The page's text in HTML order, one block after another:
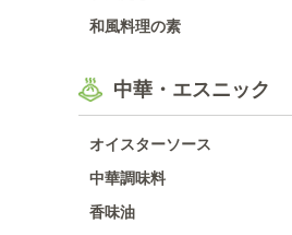
和風料理の素
中華・エスニック
オイスターソース
中華調味料
香味油